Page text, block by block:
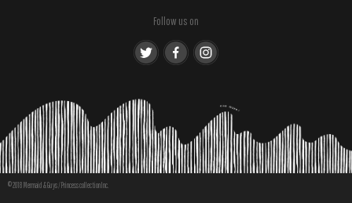
Follow us on
© 2018 Mermaid & Guys / Princess collection Inc.